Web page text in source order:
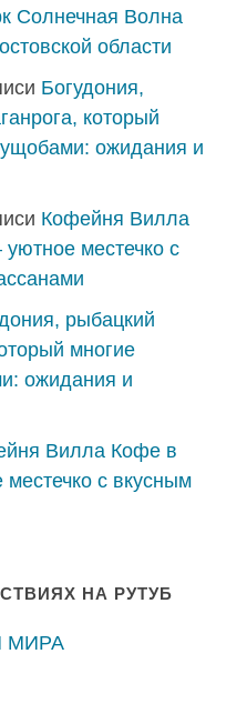
Солнечная Волна
области
Богудония,
который
ожидания и
Кофейня Вилла
местечко с
рыбацкий
многие
ожидания и
Вилла Кофе в
с вкусным
НА РУТУБ
МИРА